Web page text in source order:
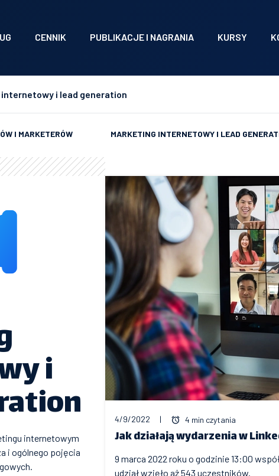
CENNIK PUBLIKACJE I NAGRANIA KURSY
internetowy i lead generation
I MARKETERÓW MARKETING INTERNETOWY I LEAD
i
internetowym
i ogólnego pojęcia
4/9/2022 | 4 min czytania
Jak działają wydarzenia w
9 marca 2022 roku o godzinie 13:00
udział wzięło aż 543 uczestników.